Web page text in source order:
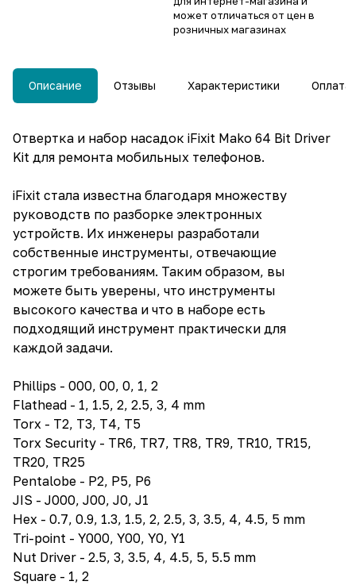
может отличаться от цен в
розничных магазинах
Описание Отзывы Характеристики Оплата
Отвертка и набор насадок iFixit Mako 64 Bit Driver
Kit для ремонта мобильных телефонов.
iFixit стала известна благодаря множеству
руководств по разборке электронных
устройств. Их инженеры разработали
собственные инструменты, отвечающие
строгим требованиям. Таким образом, вы
можете быть уверены, что инструменты
высокого качества и что в наборе есть
подходящий инструмент практически для
каждой задачи.
Phillips - 000, 00, 0, 1, 2
Flathead - 1, 1.5, 2, 2.5, 3, 4 mm
Torx - T2, T3, T4, T5
Torx Security - TR6, TR7, TR8, TR9, TR10, TR15,
TR20, TR25
Pentalobe - P2, P5, P6
JIS - J000, J00, J0, J1
Hex - 0.7, 0.9, 1.3, 1.5, 2, 2.5, 3, 3.5, 4, 4.5, 5 mm
Tri-point - Y000, Y00, Y0, Y1
Nut Driver - 2.5, 3, 3.5, 4, 4.5, 5, 5.5 mm
Square - 1, 2